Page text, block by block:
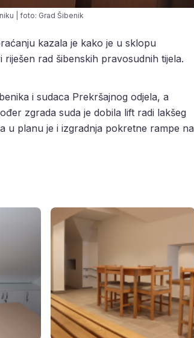
| foto: Grad Šibenik
kazala je kako je u sklopu
riješen rad šibenskih pravosudnih tijela.
i sudaca Prekršajnog odjela, a
zgrada suda je dobila lift radi lakšeg
u planu je i izgradnja pokretne rampe na